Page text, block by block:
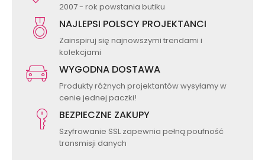
2007 - rok powstania butiku
NAJLEPSI POLSCY PROJEKTANCI
Zainspiruj się najnowszymi trendami i
kolekcjami
WYGODNA DOSTAWA
Produkty różnych projektantów wysyłamy w
cenie jednej paczki!
BEZPIECZNE ZAKUPY
Szyfrowanie SSL zapewnia pełną poufność
transmisji danych